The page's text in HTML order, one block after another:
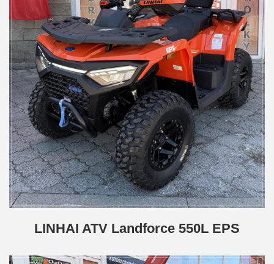
LINHAI ATV Landforce 550L EPS